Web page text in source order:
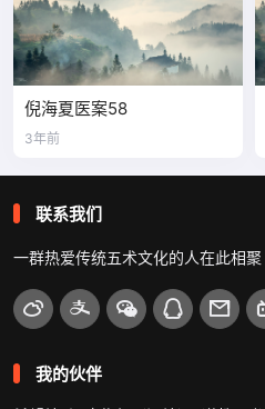
倪海夏医案58
3年前
联系我们
一群热爱传统五术文化的人在此相聚
我的伙伴